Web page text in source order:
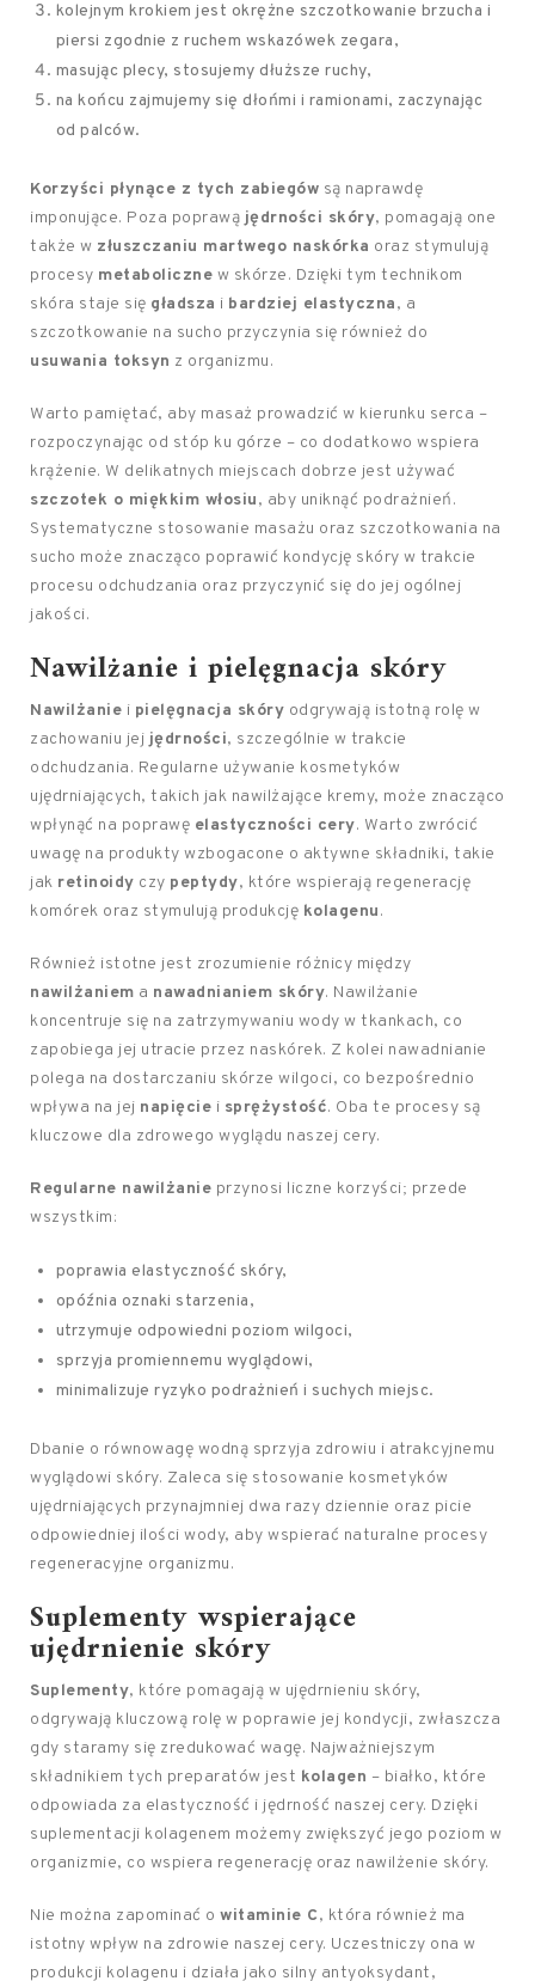
kolejnym krokiem jest okrężne szczotkowanie brzucha i
piersi zgodnie z ruchem wskazówek zegara,
masując plecy, stosujemy dłuższe ruchy,
na końcu zajmujemy się dłońmi i ramionami, zaczynając
od palców.
Korzyści płynące z tych zabiegów są naprawdę
imponujące. Poza poprawą jędrności skóry, pomagają one
także w złuszczaniu martwego naskórka oraz stymulują
procesy metaboliczne w skórze. Dzięki tym technikom
skóra staje się gładsza i bardziej elastyczna, a
szczotkowanie na sucho przyczynia się również do
usuwania toksyn z organizmu.
Warto pamiętać, aby masaż prowadzić w kierunku serca –
rozpoczynając od stóp ku górze – co dodatkowo wspiera
krążenie. W delikatnych miejscach dobrze jest używać
szczotek o miękkim włosiu, aby uniknąć podrażnień.
Systematyczne stosowanie masażu oraz szczotkowania na
sucho może znacząco poprawić kondycję skóry w trakcie
procesu odchudzania oraz przyczynić się do jej ogólnej
jakości.
Nawilżanie i pielęgnacja skóry
Nawilżanie i pielęgnacja skóry odgrywają istotną rolę w
zachowaniu jej jędrności, szczególnie w trakcie
odchudzania. Regularne używanie kosmetyków
ujędrniających, takich jak nawilżające kremy, może znacząco
wpłynąć na poprawę elastyczności cery. Warto zwrócić
uwagę na produkty wzbogacone o aktywne składniki, takie
jak retinoidy czy peptydy, które wspierają regenerację
komórek oraz stymulują produkcję kolagenu.
Również istotne jest zrozumienie różnicy między
nawilżaniem a nawadnianiem skóry. Nawilżanie
koncentruje się na zatrzymywaniu wody w tkankach, co
zapobiega jej utracie przez naskórek. Z kolei nawadnianie
polega na dostarczaniu skórze wilgoci, co bezpośrednio
wpływa na jej napięcie i sprężystość. Oba te procesy są
kluczowe dla zdrowego wyglądu naszej cery.
Regularne nawilżanie przynosi liczne korzyści; przede
wszystkim:
poprawia elastyczność skóry,
opóźnia oznaki starzenia,
utrzymuje odpowiedni poziom wilgoci,
sprzyja promiennemu wyglądowi,
minimalizuje ryzyko podrażnień i suchych miejsc.
Dbanie o równowagę wodną sprzyja zdrowiu i atrakcyjnemu
wyglądowi skóry. Zaleca się stosowanie kosmetyków
ujędrniających przynajmniej dwa razy dziennie oraz picie
odpowiedniej ilości wody, aby wspierać naturalne procesy
regeneracyjne organizmu.
Suplementy wspierające
ujędrnienie skóry
Suplementy, które pomagają w ujędrnieniu skóry,
odgrywają kluczową rolę w poprawie jej kondycji, zwłaszcza
gdy staramy się zredukować wagę. Najważniejszym
składnikiem tych preparatów jest kolagen – białko, które
odpowiada za elastyczność i jędrność naszej cery. Dzięki
suplementacji kolagenem możemy zwiększyć jego poziom w
organizmie, co wspiera regenerację oraz nawilżenie skóry.
Nie można zapominać o witaminie C, która również ma
istotny wpływ na zdrowie naszej cery. Uczestniczy ona w
produkcji kolagenu i działa jako silny antyoksydant,